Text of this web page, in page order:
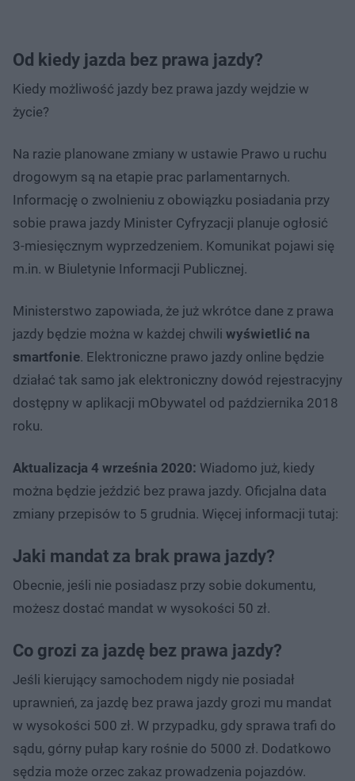
Od kiedy jazda bez prawa jazdy?
Kiedy możliwość jazdy bez prawa jazdy wejdzie w
życie?
Na razie planowane zmiany w ustawie Prawo u ruchu
drogowym są na etapie prac parlamentarnych.
Informację o zwolnieniu z obowiązku posiadania przy
sobie prawa jazdy Minister Cyfryzacji planuje ogłosić
3-miesięcznym wyprzedzeniem. Komunikat pojawi się
m.in. w Biuletynie Informacji Publicznej.
Ministerstwo zapowiada, że już wkrótce dane z prawa
jazdy będzie można w każdej chwili wyświetlić na
smartfonie. Elektroniczne prawo jazdy online będzie
działać tak samo jak elektroniczny dowód rejestracyjny
dostępny w aplikacji mObywatel od października 2018
roku.
Aktualizacja 4 września 2020: Wiadomo już, kiedy
można będzie jeździć bez prawa jazdy. Oficjalna data
zmiany przepisów to 5 grudnia. Więcej informacji tutaj:
Jaki mandat za brak prawa jazdy?
Obecnie, jeśli nie posiadasz przy sobie dokumentu,
możesz dostać mandat w wysokości 50 zł.
Co grozi za jazdę bez prawa jazdy?
Jeśli kierujący samochodem nigdy nie posiadał
uprawnień, za jazdę bez prawa jazdy grozi mu mandat
w wysokości 500 zł. W przypadku, gdy sprawa trafi do
sądu, górny pułap kary rośnie do 5000 zł. Dodatkowo
sędzia może orzec zakaz prowadzenia pojazdów.